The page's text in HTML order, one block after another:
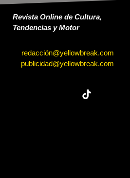
Revista Online de Cultura,
Tendencias y Motor
redacción@yellowbreak.com
publicidad@yellowbreak.com